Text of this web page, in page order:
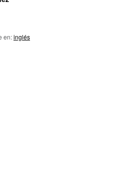
en:inglés